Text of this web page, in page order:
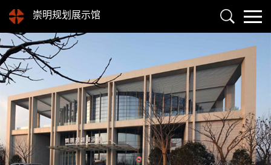
崇明规划展示馆